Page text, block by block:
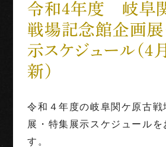
世界三大古戦場
1階映像展示予約
令和４年度 岐阜
戦場記念館企画展
示スケジュール（４
新）
令和４年度の岐阜関ケ原古戦
展・特集展示スケジュールを
す。